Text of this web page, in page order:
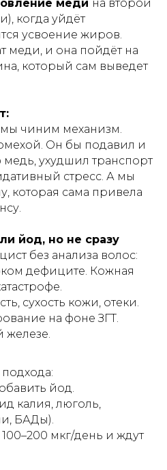
меди на второй
когда уйдёт
усвоение жиров.
меди, и она пойдёт на
который сам выведет
чиним механизм.
Он бы подавил и
ухудшил транспорт
стресс. А мы
которая сама привела
йод, но не сразу
без анализа волос:
дефиците. Кожная
сухость кожи, отеки.
на фоне ЗГТ.
железе.
йод.
калия, люголь,
БАДы).
мкг/день и ждут